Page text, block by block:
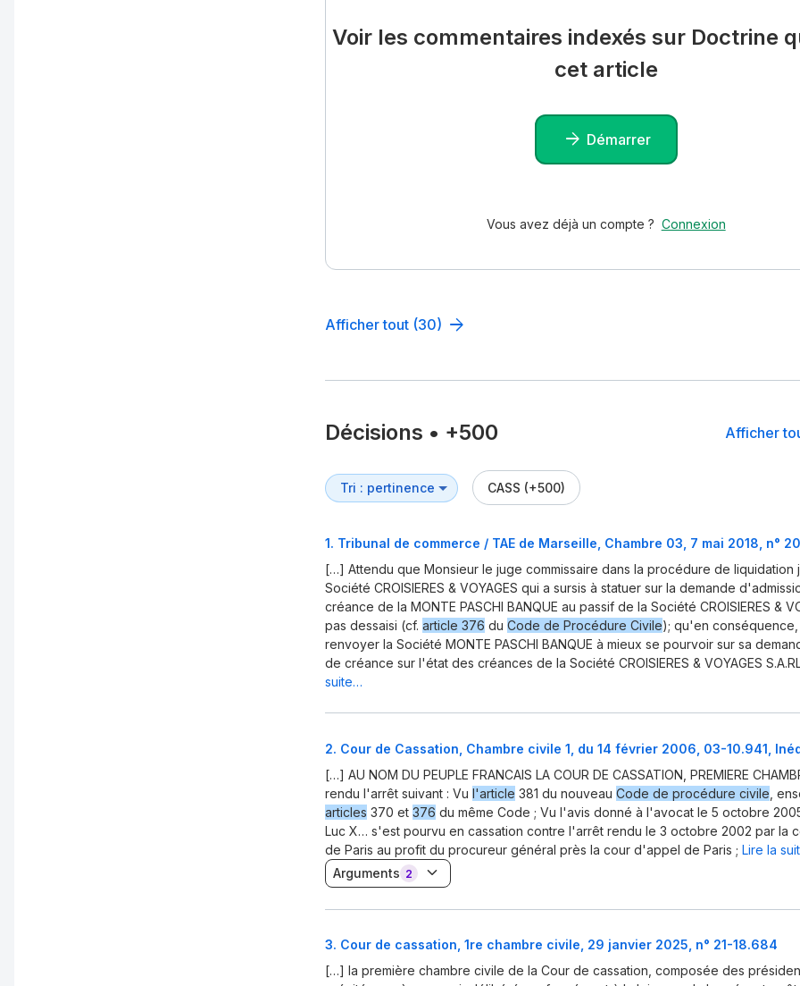
Voir les commentaires indexés sur Doctrine
cet article
Démarrer
Vous avez déjà un compte ? Connexion
Afficher tout (30)
Décisions • +500 Afficher
CASS (+500)
1. Tribunal de commerce / TAE de Marseille, Chambre 03, 7 mai 2018, n°
[…] Attendu que Monsieur le juge commissaire dans la procédure de liquidation
Société CROISIERES & VOYAGES qui a sursis à statuer sur la demande
créance de la MONTE PASCHI BANQUE au passif de la Société CROISIERES &
pas dessaisi (cf. article 376 du Code de Procédure Civile); qu'en
renvoyer la Société MONTE PASCHI BANQUE à mieux se pourvoir sur sa
de créance sur l'état des créances de la Société CROISIERES & VOYAGES
suite…
2. Cour de Cassation, Chambre civile 1, du 14 février 2006, 03-10.941,
[…] AU NOM DU PEUPLE FRANCAIS LA COUR DE CASSATION, PREMIERE
rendu l'arrêt suivant : Vu l'article 381 du nouveau Code de procédure civile ,
articles 370 et 376 du même Code ; Vu l'avis donné à l'avocat le 5 octobre
Luc X… s'est pourvu en cassation contre l'arrêt rendu le 3 octobre 2002 par la
de Paris au profit du procureur général près la cour d'appel de Paris ; Lire la
Arguments 2
3. Cour de cassation, 1re chambre civile, 29 janvier 2025, n° 21-18.684
[…] la première chambre civile de la Cour de cassation, composée des